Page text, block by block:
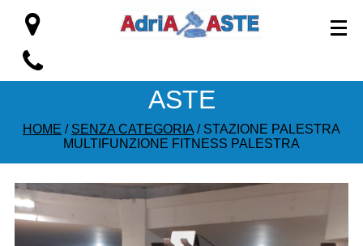
ASTE
HOME / SENZA CATEGORIA / STAZIONE PALESTRA
MULTIFUNZIONE FITNESS PALESTRA